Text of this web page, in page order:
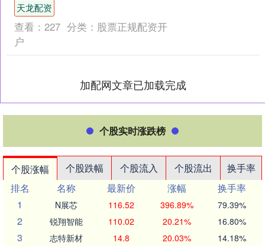
天龙配资
查看： 227 分类： 股票正规配资开
户
加配网文章已加载完成
个股实时涨跌榜
个股涨幅 个股跌幅 个股流入 个股流出
换手率
排名
名称 最新价 涨幅
换手率
1
N展芯 116.52 396.89% 79.39%
2 锐翔智能 110.02 20.21% 16.80%
3 志特新材 14.8 20.03% 14.18%